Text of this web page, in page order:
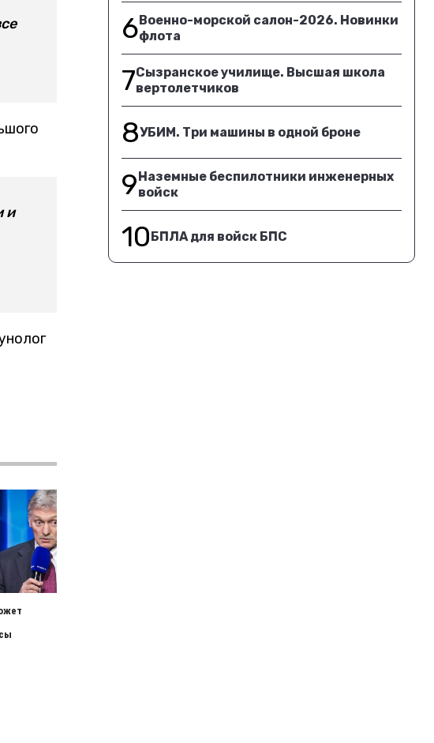
и
6Военно-морской салон-2026. Новинки
флота
7Сызранское училище. Высшая школа
вертолетчиков
8УБИМ. Три машины в одной броне
9Наземные беспилотники инженерных
войск
10БПЛА для войск БПС